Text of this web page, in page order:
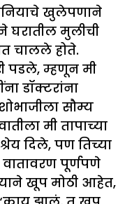
खुलेपणाने
घरातील मुलीची
चालले होते.
पडले, म्हणून मी
डॉक्टरांना
सौम्य
मी तापाच्या
दिले, पण तिच्या
पूर्णपणे
खूप मोठी आहेत,